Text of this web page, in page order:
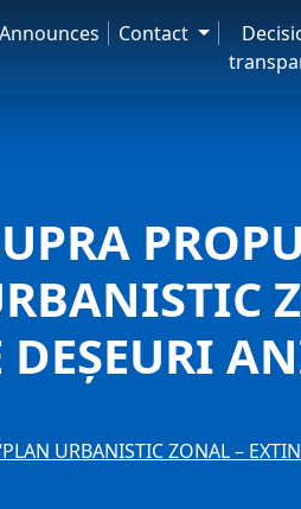
Announces Contact
URBANISTIC ZONAL –